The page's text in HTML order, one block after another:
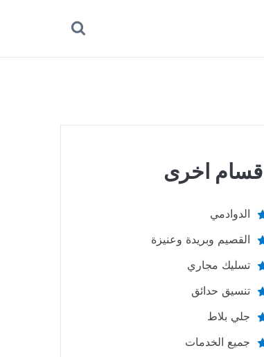
اقسام اخرى
الدوادمي
القصيم وبريدة وعنيزة
تسليك مجاري
تنسيق حدائق
جلي بلاط
جميع الخدمات